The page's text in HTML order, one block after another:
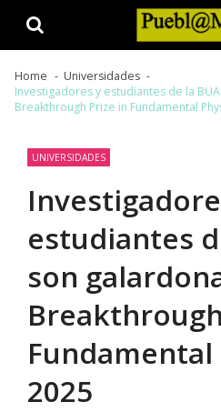
Home
Universidades
Investigadores y estudiantes de la
Breakthrough Prize in Fundamental
UNIVERSIDADES
estudiantes
son
Fundamental
2025